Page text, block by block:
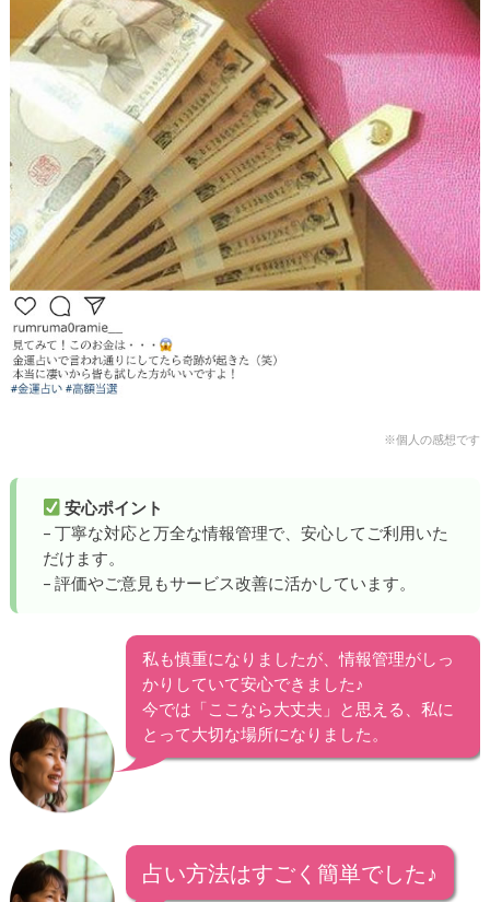
※個人の感想です
安心ポイント
– 丁寧な対応と万全な情報管理で、安心してご利用いた
だけます。
– 評価やご意見もサービス改善に活かしています。
私も慎重になりましたが、情報管理がしっ
かりしていて安心できました♪
今では「ここなら大丈夫」と思える、私に
とって大切な場所になりました。
占い方法はすごく簡単でした♪